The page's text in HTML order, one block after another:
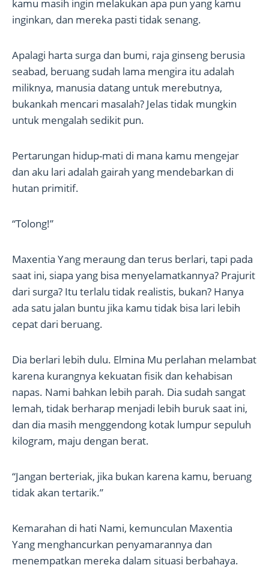
kamu masih ingin melakukan apa pun yang kamu
inginkan, dan mereka pasti tidak senang.
Apalagi harta surga dan bumi, raja ginseng berusia
seabad, beruang sudah lama mengira itu adalah
miliknya, manusia datang untuk merebutnya,
bukankah mencari masalah? Jelas tidak mungkin
untuk mengalah sedikit pun.
Pertarungan hidup-mati di mana kamu mengejar
dan aku lari adalah gairah yang mendebarkan di
hutan primitif.
“Tolong!”
Maxentia Yang meraung dan terus berlari, tapi pada
saat ini, siapa yang bisa menyelamatkannya? Prajurit
dari surga? Itu terlalu tidak realistis, bukan? Hanya
ada satu jalan buntu jika kamu tidak bisa lari lebih
cepat dari beruang.
Dia berlari lebih dulu. Elmina Mu perlahan melambat
karena kurangnya kekuatan fisik dan kehabisan
napas. Nami bahkan lebih parah. Dia sudah sangat
lemah, tidak berharap menjadi lebih buruk saat ini,
dan dia masih menggendong kotak lumpur sepuluh
kilogram, maju dengan berat.
“Jangan berteriak, jika bukan karena kamu, beruang
tidak akan tertarik.”
Kemarahan di hati Nami, kemunculan Maxentia
Yang menghancurkan penyamarannya dan
menempatkan mereka dalam situasi berbahaya.